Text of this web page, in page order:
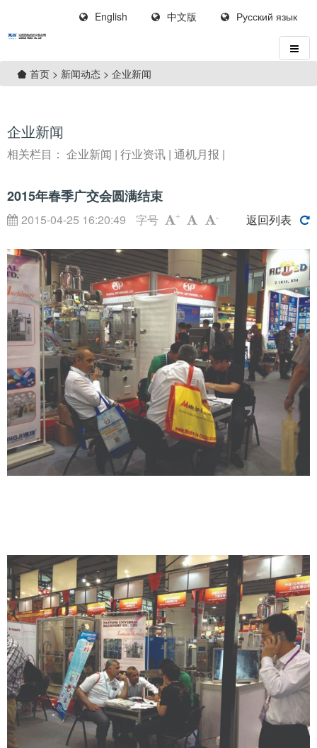
English 中文版 Русский язык
首页 > 新闻动态 > 企业新闻
企业新闻
相关栏目： 企业新闻 | 行业资讯 | 通机月报 |
2015年春季广交会圆满结束
2015-04-25 16:20:49 字号 + - 返回列表